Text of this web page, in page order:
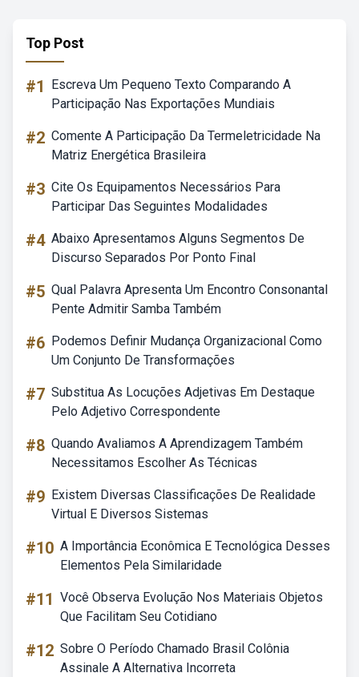
Top Post
#1
Escreva Um Pequeno Texto Comparando A
Participação Nas Exportações Mundiais
#2 Comente A Participação Da Termeletricidade Na
Matriz Energética Brasileira
#3 Cite Os Equipamentos Necessários Para
Participar Das Seguintes Modalidades
#4 Abaixo Apresentamos Alguns Segmentos De
Discurso Separados Por Ponto Final
#5 Qual Palavra Apresenta Um Encontro Consonantal
Pente Admitir Samba Também
#6 Podemos Definir Mudança Organizacional Como
Um Conjunto De Transformações
#7 Substitua As Locuções Adjetivas Em Destaque
Pelo Adjetivo Correspondente
#8 Quando Avaliamos A Aprendizagem Também
Necessitamos Escolher As Técnicas
#9 Existem Diversas Classificações De Realidade
Virtual E Diversos Sistemas
#10 A Importância Econômica E Tecnológica Desses
Elementos Pela Similaridade
#11 Você Observa Evolução Nos Materiais Objetos
Que Facilitam Seu Cotidiano
#12 Sobre O Período Chamado Brasil Colônia
Assinale A Alternativa Incorreta